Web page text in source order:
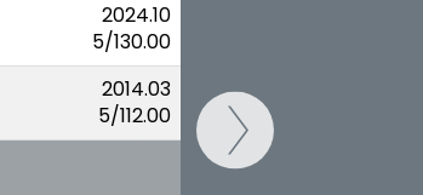
2024.10
5/130.00
2014.03
5/112.00